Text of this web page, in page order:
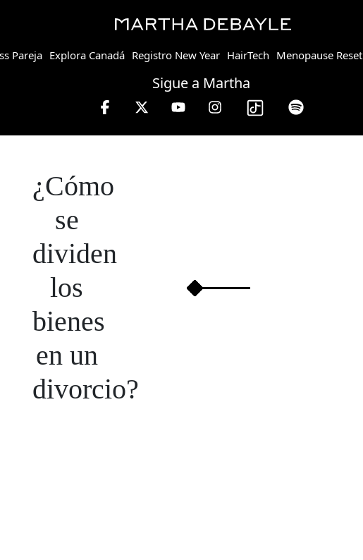
Pareja Explora Canadá Registro New Year HairTech Menopause Reset
Sigue a Martha
¿Cómo
se
dividen
los
bienes
en un
divorcio?